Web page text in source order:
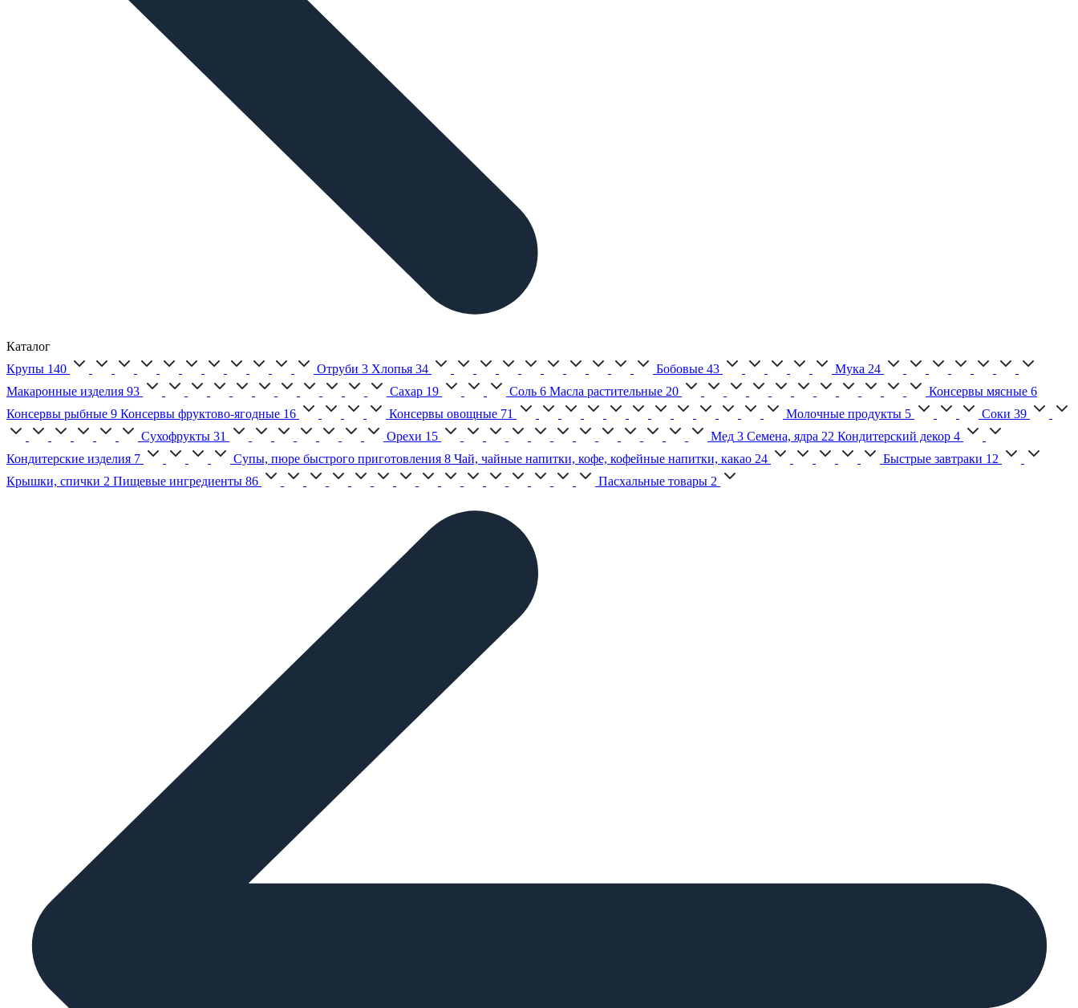
Каталог
Крупы 140 Отруби 3 Хлопья 34 Бобовые 43 Мука 24
Макаронные изделия 93 Сахар 19 Соль 6 Масла растительные 20 Консервы мясные 6
Консервы рыбные 9 Консервы фруктово-ягодные 16 Консервы овощные 71 Молочные продукты 5 Соки 39
Сухофрукты 31 Орехи 15 Мед 3 Семена, ядра 22 Кондитерский декор 4
Кондитерские изделия 7 Супы, пюре быстрого приготовления 8 Чай, чайные напитки, кофе, кофейные напитки, какао 24 Быстрые завтраки 12
Крышки, спички 2 Пищевые ингредиенты 86 Пасхальные товары 2